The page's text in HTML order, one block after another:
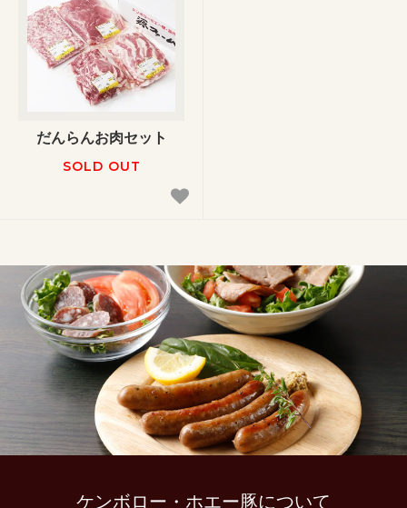
だんらんお肉セット
SOLD OUT
ケンボロー・ホエー豚について